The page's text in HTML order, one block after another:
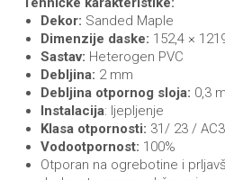
Dekor: Sanded Maple
Dimenzije daske: 152,4 ×
Sastav: Heterogen PVC
Debljina: 2 mm
Debljina otpornog sloja: 0,3
Instalacija: ljepljenje
Klasa otpornosti: 31/ 23 / AC3
Vodootpornost: 100%
Otporan na ogrebotine i